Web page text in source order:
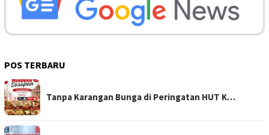
POS TERBARU
Tanpa Karangan Bunga di Peringatan HUT K…